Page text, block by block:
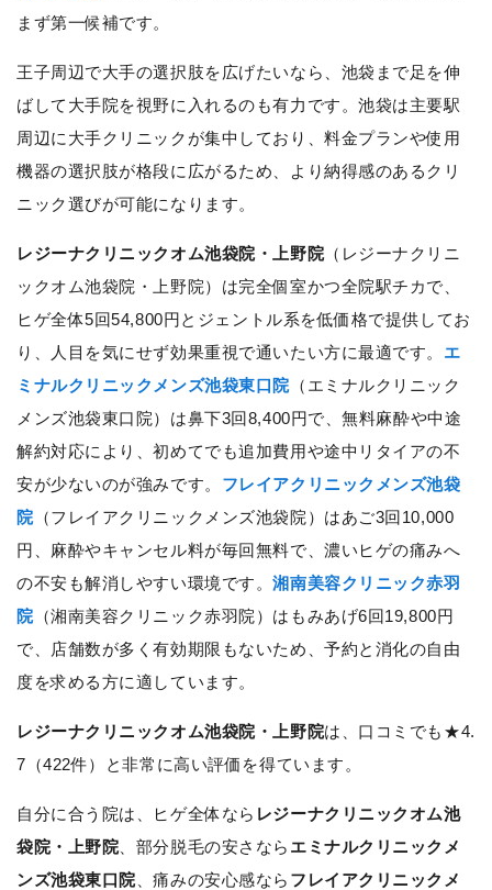
まず第一候補です。
王子周辺で大手の選択肢を広げたいなら、池袋まで足を伸
ばして大手院を視野に入れるのも有力です。池袋は主要駅
周辺に大手クリニックが集中しており、料金プランや使用
機器の選択肢が格段に広がるため、より納得感のあるクリ
ニック選びが可能になります。
レジーナクリニックオム池袋院・上野院（レジーナクリニ
ックオム池袋院・上野院）は完全個室かつ全院駅チカで、
ヒゲ全体5回54,800円とジェントル系を低価格で提供してお
り、人目を気にせず効果重視で通いたい方に最適です。 エ
ミナルクリニックメンズ池袋東口院（エミナルクリニック
メンズ池袋東口院）は鼻下3回8,400円で、無料麻酔や中途
解約対応により、初めてでも追加費用や途中リタイアの不
安が少ないのが強みです。 フレイアクリニックメンズ池袋
院（フレイアクリニックメンズ池袋院）はあご3回10,000
円、麻酔やキャンセル料が毎回無料で、濃いヒゲの痛みへ
の不安も解消しやすい環境です。湘南美容クリニック赤羽
院（湘南美容クリニック赤羽院）はもみあげ6回19,800円
で、店舗数が多く有効期限もないため、予約と消化の自由
度を求める方に適しています。
レジーナクリニックオム池袋院・上野院は、口コミでも★4.
7（422件）と非常に高い評価を得ています。
自分に合う院は、ヒゲ全体なら レジーナクリニックオム池
袋院・上野院、部分脱毛の安さなら エミナルクリニックメ
ンズ池袋東口院、痛みの安心感なら フレイアクリニックメ